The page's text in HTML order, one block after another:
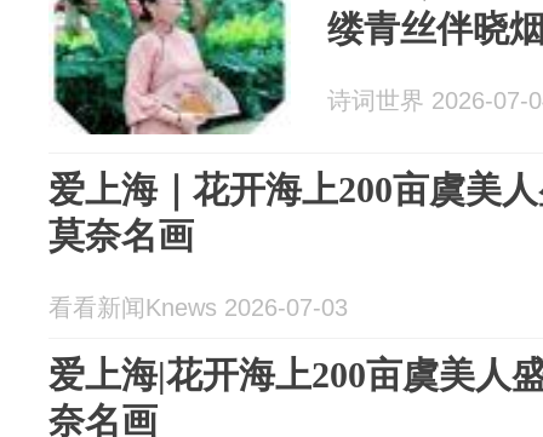
缕青丝伴晓
诗词世界 2026-07-
爱上海｜花开海上200亩虞美
莫奈名画
看看新闻Knews 2026-07-03
爱上海|花开海上200亩虞美人
奈名画